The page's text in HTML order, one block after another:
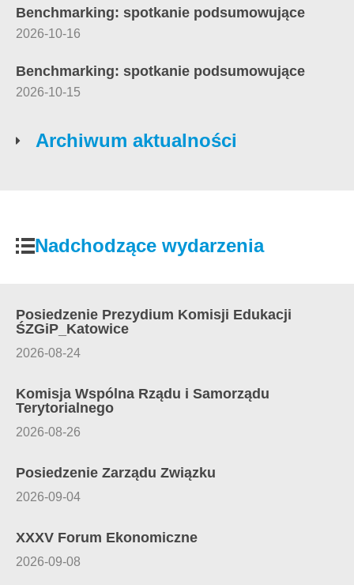
Benchmarking: spotkanie podsumowujące
2026-10-16
Benchmarking: spotkanie podsumowujące
2026-10-15
Archiwum aktualności
Nadchodzące wydarzenia
Posiedzenie Prezydium Komisji Edukacji
ŚZGiP_Katowice
2026-08-24
Komisja Wspólna Rządu i Samorządu
Terytorialnego
2026-08-26
Posiedzenie Zarządu Związku
2026-09-04
XXXV Forum Ekonomiczne
2026-09-08